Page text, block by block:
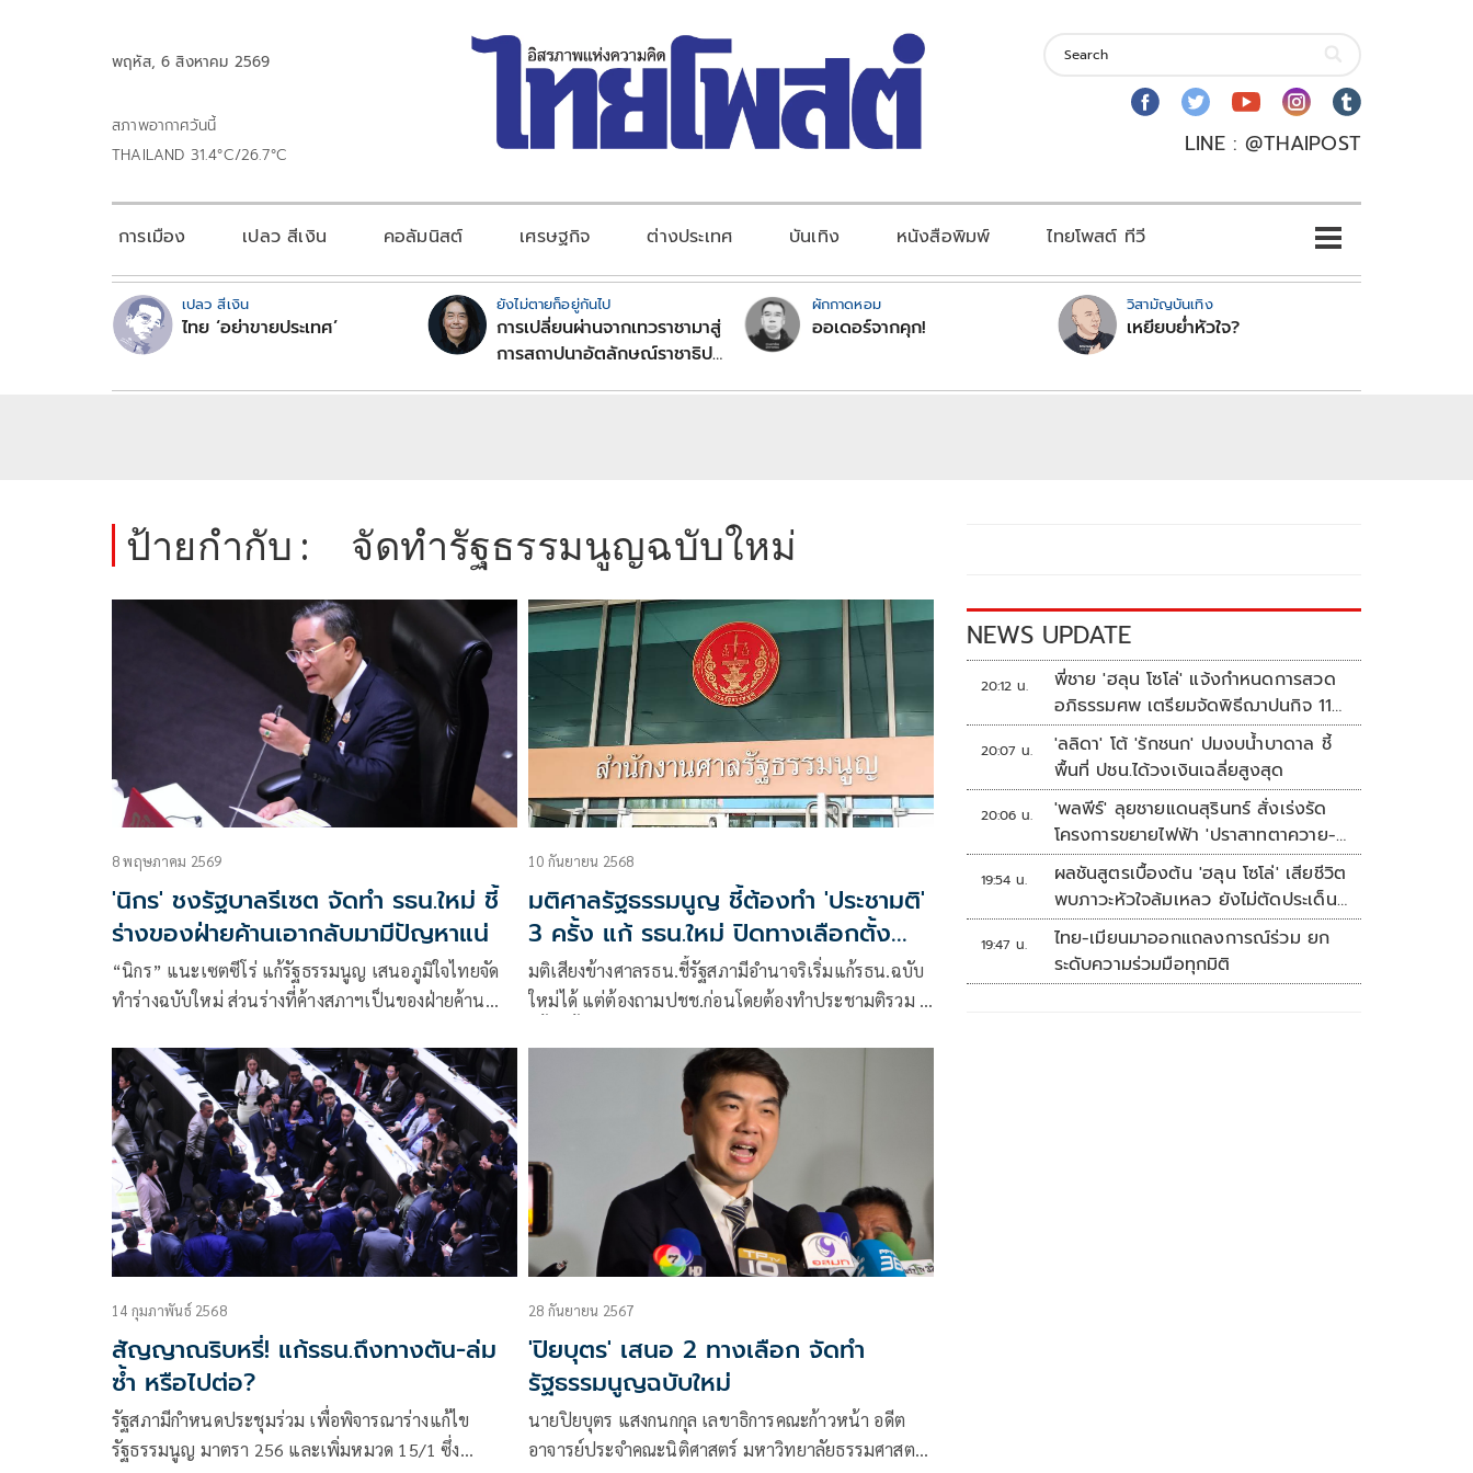
พฤหัส, 6 สิงหาคม 2569
สภาพอากาศวันนี้
THAILAND 31.4°C/26.7°C
LINE : @THAIPOST
การเมือง เปลว สีเงิน คอลัมนิสต์ เศรษฐกิจ ต่างประเทศ บันเทิง หนังสือพิมพ์ ไทยโพสต์ ทีวี
เปลว สีเงิน
ไทย ‘อย่าขายประเทศ’
ยังไม่ตายก็อยู่กันไป
การเปลี่ยนผ่านจากเทวราชามาสู่
การสถาปนาอัตลักษณ์ราชาธิป
ผักกาดหอม
ออเดอร์จากคุก!
วิสามัญบันเทิง
เหยียบย่ำหัวใจ?
ป้ายกำกับ : จัดทำรัฐธรรมนูญฉบับใหม่
8 พฤษภาคม 2569
'นิกร' ชงรัฐบาลรีเซต จัดทำ รธน.ใหม่ ชี้
ร่างของฝ่ายค้านเอากลับมามีปัญหาแน่
“นิกร” แนะเซตซีโร่ แก้รัฐธรรมนูญ เสนอภูมิใจไทยจัด
ทำร่างฉบับใหม่ ส่วนร่างที่ค้างสภาฯเป็นของฝ่ายค้าน
เพราะมีปัญหาเร่งด่วน ตอนนี้ยังไม่ใช่เวลาแก้ รธน.
10 กันยายน 2568
มติศาลรัฐธรรมนูญ ชี้ต้องทำ 'ประชามติ'
3 ครั้ง แก้ รธน.ใหม่ ปิดทางเลือกตั้ง
ส.ส.ร.โดยตรง
มติเสียงข้างศาลรธน.ชี้รัฐสภามีอำนาจริเริ่มแก้รธน.ฉบับ
ใหม่ได้ แต่ต้องถามปชช.ก่อนโดยต้องทำประชามติรวม 3
14 กุมภาพันธ์ 2568
สัญญาณริบหรี่! แก้รธน.ถึงทางตัน-ล่ม
ซ้ำ หรือไปต่อ?
รัฐสภามีกำหนดประชุมร่วม เพื่อพิจารณาร่างแก้ไข
รัฐธรรมนูญ มาตรา 256 และเพิ่มหมวด 15/1 ซึ่ง
28 กันยายน 2567
'ปิยบุตร' เสนอ 2 ทางเลือก จัดทำ
รัฐธรรมนูญฉบับใหม่
นายปิยบุตร แสงกนกกุล เลขาธิการคณะก้าวหน้า อดีต
อาจารย์ประจำคณะนิติศาสตร์ มหาวิทยาลัยธรรมศาสตร์
NEWS UPDATE
20:12 น.
พี่ชาย 'ฮลุน โซโล่' แจ้งกำหนดการสวด
อภิธรรมศพ เตรียมจัดพิธีฌาปนกิจ 11
ส.ค.
20:07 น.
'ลลิดา' โต้ 'รักชนก' ปมงบน้ำบาดาล ชี้
พื้นที่ ปชน.ได้วงเงินเฉลี่ยสูงสุด
20:06 น.
'พลพีร์' ลุยชายแดนสุรินทร์ สั่งเร่งรัด
โครงการขยายไฟฟ้า 'ปราสาทตาควาย-
เนิน 350'
19:54 น.
ผลชันสูตรเบื้องต้น 'ฮลุน โซโล่' เสียชีวิต
พบภาวะหัวใจล้มเหลว ยังไม่ตัดประเด็น
สารพิษ รอจอร์เจียส่งผลตรวจครั้งแรก
19:47 น.
ไทย-เมียนมาออกแถลงการณ์ร่วม ยก
ระดับความร่วมมือทุกมิติ